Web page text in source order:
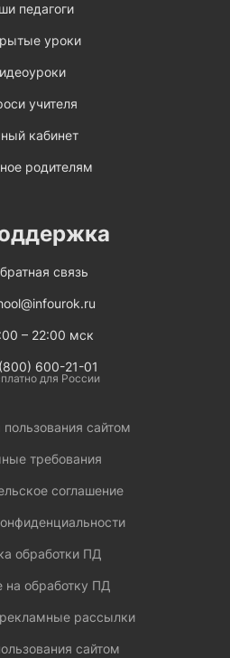
педагоги
уроки
учителя
кабинет
родителям
связь
– 22:00 мск
600-21-01
для России
сайтом
требования
соглашение
обработки ПД
на обработку ПД
рассылки
сайтом